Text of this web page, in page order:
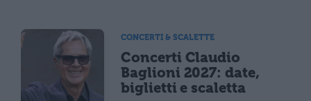
CONCERTI & SCALETTE
Concerti Claudio
Baglioni 2027: date,
biglietti e scaletta